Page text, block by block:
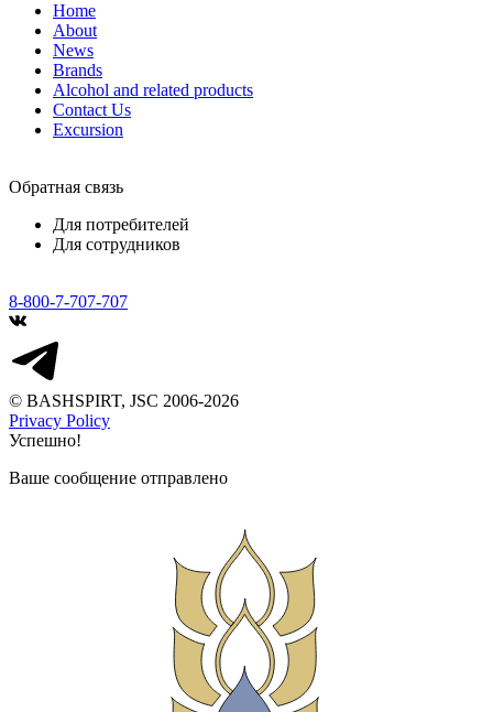
Home
About
News
Brands
Alcohol and related products
Contact Us
Excursion
Обратная связь
Для потребителей
Для сотрудников
8-800-7-707-707
© BASHSPIRT, JSC 2006-2026
Privacy Policy
Успешно!
Ваше сообщение отправлено